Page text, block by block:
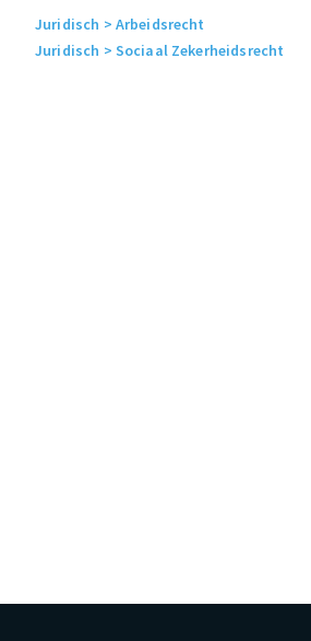
Juridisch > Arbeidsrecht
Juridisch > Sociaal Zekerheidsrecht